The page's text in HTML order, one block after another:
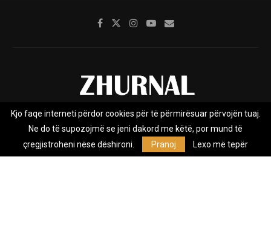
Rreth nesh Impresumi Marketing
Privacy Policy
Zhurnal.mk është Agjenci e Lajmeve e pavarur, e themeluar në vitin
Kjo faqe interneti përdor cookies për të përmirësuar përvojën tuaj.
Ne do të supozojmë se jeni dakord me këtë, por mund të
çregjistroheni nëse dëshironi.
Pranoj Lexo më tepër